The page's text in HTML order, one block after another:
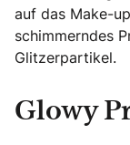
auf das Make-
schimmerndes
Glitzerpartikel.
Glowy